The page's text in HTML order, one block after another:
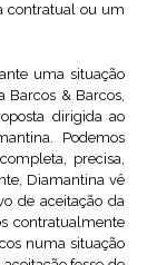
contratual ou um
uma situação
Barcos & Barcos,
dirigida ao
Podemos
precisa,
Diamantina vê
de aceitação da
contratualmente
numa situação